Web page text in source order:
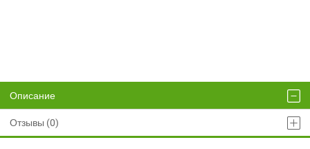
Описание
Отзывы (0)